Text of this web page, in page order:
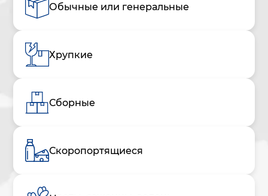
Обычные или генеральные
Хрупкие
Сборные
Скоропортящиеся